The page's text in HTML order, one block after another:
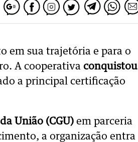
em sua trajetória e para o
A cooperativa conquistou
a principal certificação
União (CGU) em parceria
a organização entra